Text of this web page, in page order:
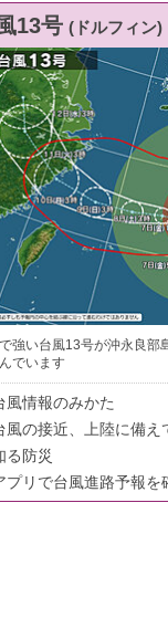
13号 (ドルフィン)
強い台風13号が沖永良部
でいます
風情報のみかた
風の接近、上陸に備え
る防災
プリで台風進路予報を